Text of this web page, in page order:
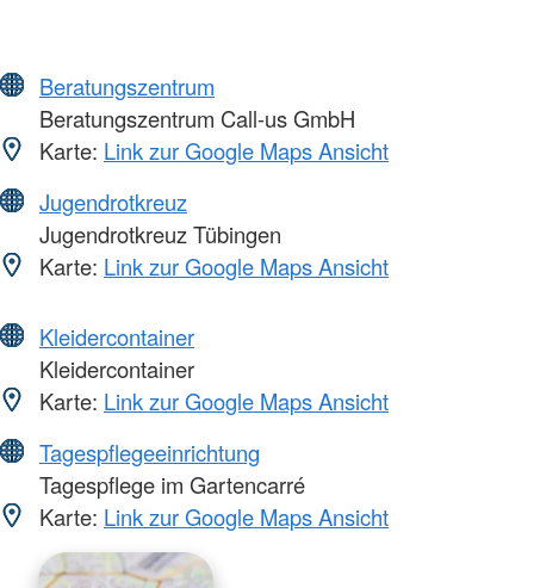
Beratungszentrum
Beratungszentrum Call-us GmbH
Karte: Link zur Google Maps Ansicht
Jugendrotkreuz
Jugendrotkreuz Tübingen
Karte: Link zur Google Maps Ansicht
Kleidercontainer
Kleidercontainer
Karte: Link zur Google Maps Ansicht
Tagespflegeeinrichtung
Tagespflege im Gartencarré
Karte: Link zur Google Maps Ansicht